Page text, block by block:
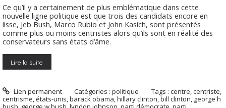
Ce qu’il y a certainement de plus emblématique dans cette
nouvelle ligne politique est que trois des candidats encore en
lisse, Jeb Bush, Marco Rubio et John Kasich, sont présentés
comme plus ou moins centristes alors qu’ils sont en réalité des
conservateurs sans états d’âme.
Lire la suite
Lien permanent Catégories :politique Tags :centre,centriste,
centrisme,états-unis,barack obama,hillary clinton,bill clinton, george h